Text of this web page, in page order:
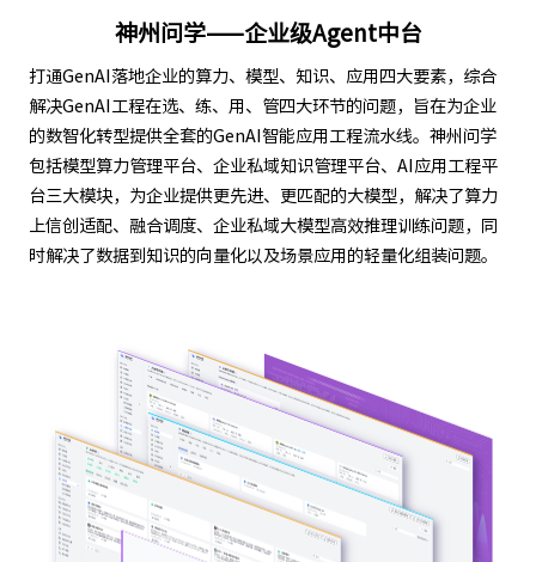
神州问学——企业级Agent中台
打通GenAI落地企业的算力、模型、知识、应用四大要素，综合
解决GenAI工程在选、练、用、管四大环节的问题，旨在为企业
的数智化转型提供全套的GenAI智能应用工程流水线。神州问学
包括模型算力管理平台、企业私域知识管理平台、AI应用工程平
台三大模块，为企业提供更先进、更匹配的大模型，解决了算力
上信创适配、融合调度、企业私域大模型高效推理训练问题，同
时解决了数据到知识的向量化以及场景应用的轻量化组装问题。